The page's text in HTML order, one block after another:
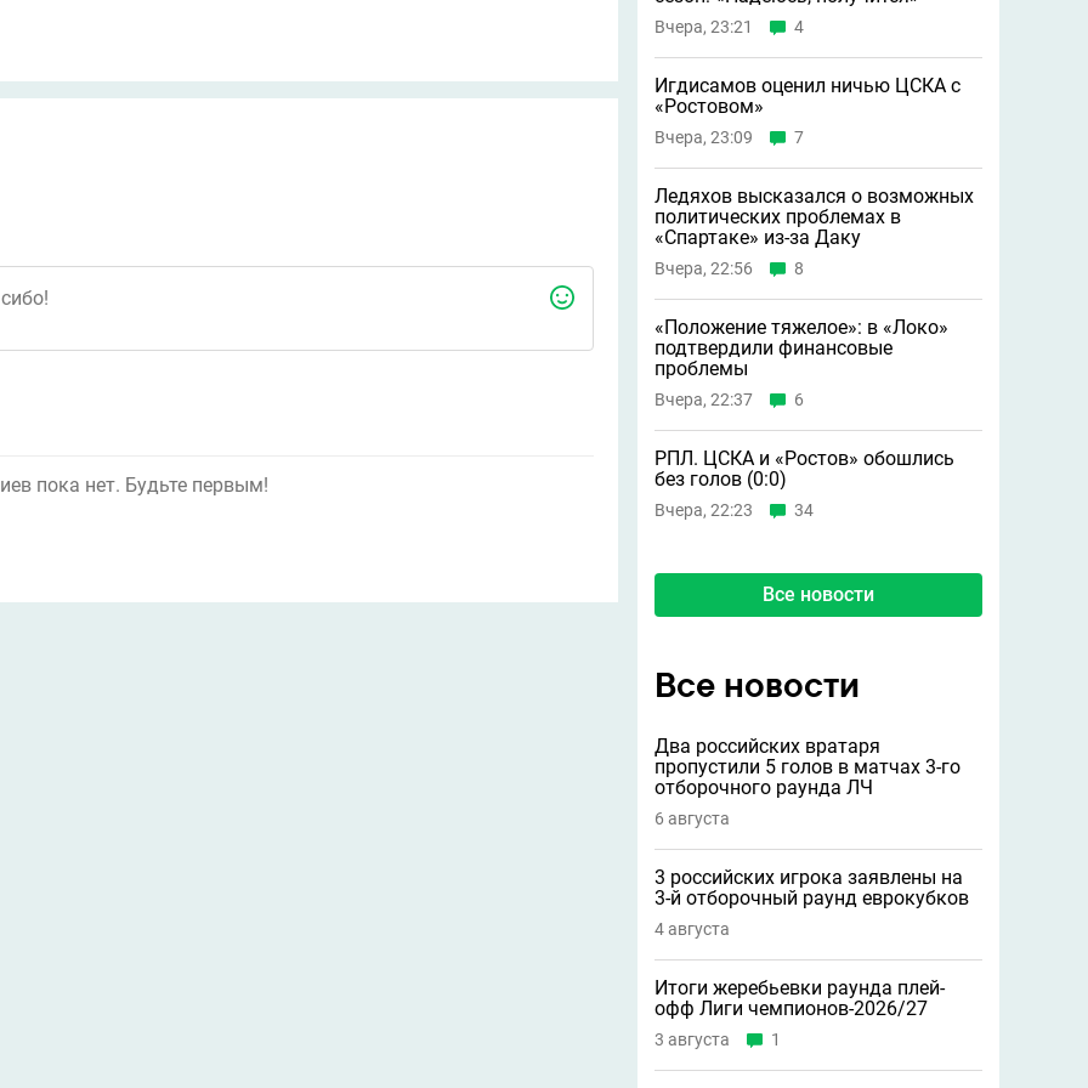
пока нет. Будьте первым!
Вчера, 23:21 4
Игдисамов оценил ничью ЦСКА с
«Ростовом»
Вчера, 23:09 7
Ледяхов высказался о возможных
политических проблемах в
«Спартаке» из-за Даку
Вчера, 22:56 8
«Положение тяжелое»: в «Локо»
подтвердили финансовые
проблемы
Вчера, 22:37 6
РПЛ. ЦСКА и «Ростов» обошлись
без голов (0:0)
Вчера, 22:23 34
Все новости
Все новости
Два российских вратаря
пропустили 5 голов в матчах 3-го
отборочного раунда ЛЧ
6 августа
3 российских игрока заявлены на
3-й отборочный раунд еврокубков
4 августа
Итоги жеребьевки раунда плей-
офф Лиги чемпионов-2026/27
3 августа 1